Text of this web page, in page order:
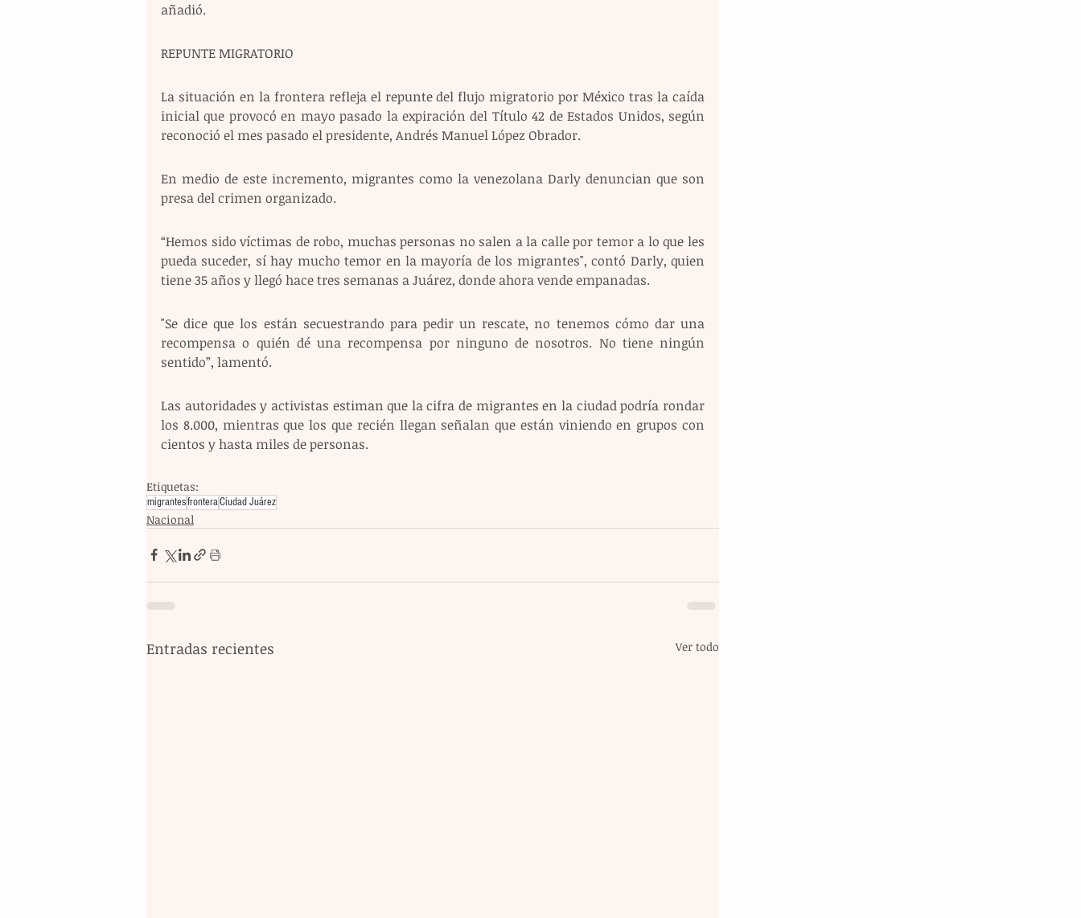
añadió.
REPUNTE MIGRATORIO
La situación en la frontera refleja el repunte del flujo migratorio por México tras la caída
inicial que provocó en mayo pasado la expiración del Título 42 de Estados Unidos, según
reconoció el mes pasado el presidente, Andrés Manuel López Obrador.
En medio de este incremento, migrantes como la venezolana Darly denuncian que son
presa del crimen organizado.
“Hemos sido víctimas de robo, muchas personas no salen a la calle por temor a lo que les
pueda suceder, sí hay mucho temor en la mayoría de los migrantes", contó Darly, quien
tiene 35 años y llegó hace tres semanas a Juárez, donde ahora vende empanadas.
"Se dice que los están secuestrando para pedir un rescate, no tenemos cómo dar una
recompensa o quién dé una recompensa por ninguno de nosotros. No tiene ningún
sentido”, lamentó.
Las autoridades y activistas estiman que la cifra de migrantes en la ciudad podría rondar
los 8.000, mientras que los que recién llegan señalan que están viniendo en grupos con
cientos y hasta miles de personas.
Etiquetas:
migrantesfronteraCiudad Juárez
Nacional
Entradas recientes Ver todo